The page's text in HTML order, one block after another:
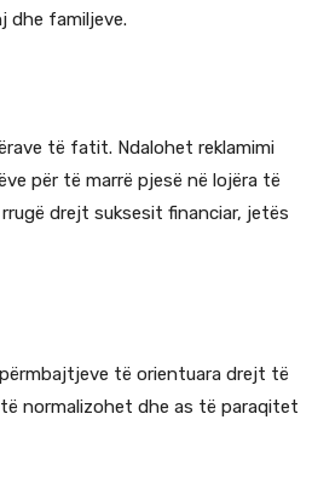
dhe familjeve.
të fatit. Ndalohet reklamimi
për të marrë pjesë në lojëra të
drejt suksesit financiar, jetës
të orientuara drejt të
normalizohet dhe as të paraqitet